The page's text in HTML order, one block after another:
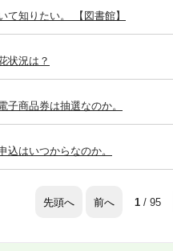
て知りたい。 【図書館】
状況は？
子商品券は抽選なのか。
込はいつからなのか。
先頭へ 前へ 1/ 95